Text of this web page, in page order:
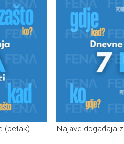
(petak) Najave događaja